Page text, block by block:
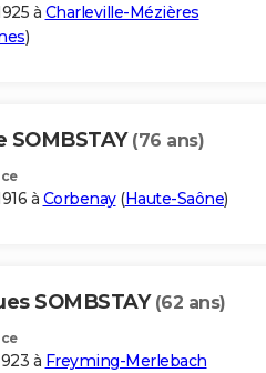
à Charleville-Mézières
)
SOMBSTAY (76 ans)
à Corbenay(Haute-Saône)
SOMBSTAY (62 ans)
à Freyming-Merlebach